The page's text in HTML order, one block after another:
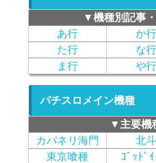
▼機種別記事
あ行
か行
た行
な行
ま行
や行
パチスロメイン機種
▼主要機
カバネリ海門
北斗
東京喰種
ｺﾞｯﾄﾞ